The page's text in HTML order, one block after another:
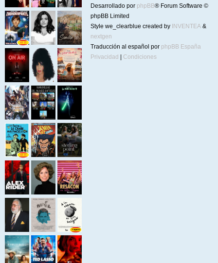
Desarrollado por phpBB® Forum Software ©
phpBB Limited
Style we_clearblue created by INVENTEA &
nextgen
Traducción al español por phpBB España
Privacidad
Condiciones